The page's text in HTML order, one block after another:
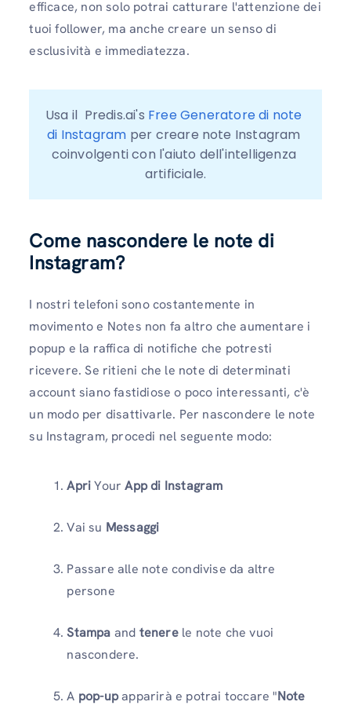
efficace, non solo potrai catturare l'attenzione dei
tuoi follower, ma anche creare un senso di
esclusività e immediatezza.
Usa il  Predis.ai's Free Generatore di note
di Instagram per creare note Instagram
coinvolgenti con l'aiuto dell'intelligenza
artificiale.
Come nascondere le note di
Instagram?
I nostri telefoni sono costantemente in
movimento e Notes non fa altro che aumentare i
popup e la raffica di notifiche che potresti
ricevere. Se ritieni che le note di determinati
account siano fastidiose o poco interessanti, c'è
un modo per disattivarle. Per nascondere le note
su Instagram, procedi nel seguente modo:
ApriYourApp di Instagram
Vai su Messaggi
Passare alle note condivise da altre
persone
Stampa and tenerele note che vuoi
nascondere.
A pop-upapparirà e potrai toccare "Note